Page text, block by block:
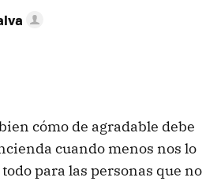
cómo de agradable debe
cuando menos nos lo
para las personas que no